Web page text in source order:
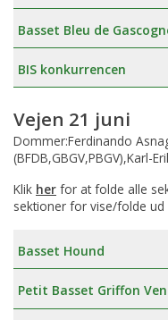
Basset Bleu de
BIS konkurrencen
Vejen 21 juni
Dommer:Ferdinando
(BFDB,GBGV,PBGV),Karl-
Klik her for at folde alle
sektioner for vise/folde ud
Basset Hound
Petit Basset Griffon